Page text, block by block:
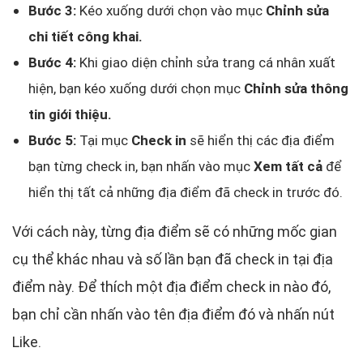
Bước 3: Kéo xuống dưới chọn vào mục Chỉnh sửa
chi tiết công khai.
Bước 4: Khi giao diện chỉnh sửa trang cá nhân xuất
hiện, bạn kéo xuống dưới chọn mục Chỉnh sửa thông
tin giới thiệu.
Bước 5: Tại mục Check in sẽ hiển thị các địa điểm
bạn từng check in, bạn nhấn vào mụcXem tất cả để
hiển thị tất cả những địa điểm đã check in trước đó.
Với cách này, từng địa điểm sẽ có những mốc gian
cụ thể khác nhau và số lần bạn đã check in tại địa
điểm này. Để thích một địa điểm check in nào đó,
bạn chỉ cần nhấn vào tên địa điểm đó và nhấn nút
Like.